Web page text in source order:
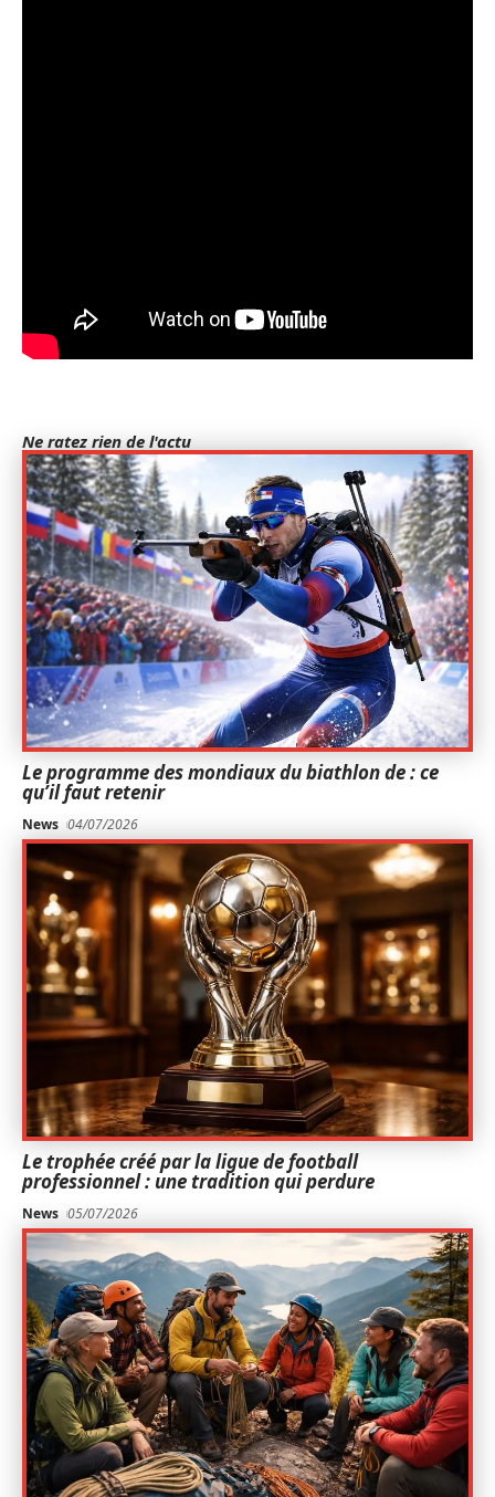
Ne ratez rien de l'actu
Le programme des mondiaux du biathlon de : ce
qu’il faut retenir
News 04/07/2026
Le trophée créé par la ligue de football
professionnel : une tradition qui perdure
News 05/07/2026